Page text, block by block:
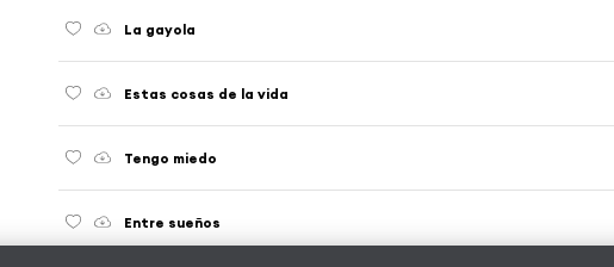
La gayola
Estas cosas de la vida
Tengo miedo
Entre sueños